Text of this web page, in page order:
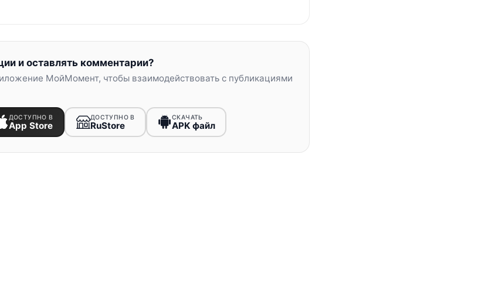
и оставлять комментарии?
МойМомент, чтобы взаимодействовать с публикациями
ДОСТУПНО В
App Store
ДОСТУПНО В
RuStore
СКАЧАТЬ
APK файл